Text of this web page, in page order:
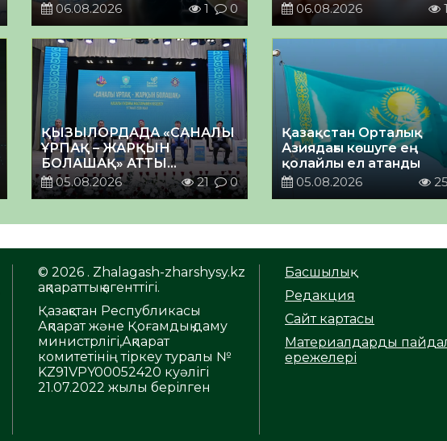
06.08.2026
1 0
06.08.2026
1
ҚЫЗЫЛОРДАДА «САНАЛЫ
ҰРПАҚ – ЖАРҚЫН
БОЛАШАҚ» АТТЫ
КЕҢЕЙТІЛГЕН МӘЖІЛІС
ӨТТІ
05.08.2026 21 0
Қазақстан Орталық
Азиядағы көшуге ең
қолайлы ел атанды
05.08.2026
25
© 2026 . Zhalagash-zharshysy.kz
ақпараттық агенттігі.
Қазақстан Республикасы
Ақпарат және Қоғамдық даму
министрлігі,Ақпарат
комитетінің тіркеу туралы №
KZ91VPY00052420 куәлігі
21.07.2022 жылы берілген
Басшылық
Редакция
Сайт картасы
Материалдарды
ережелері